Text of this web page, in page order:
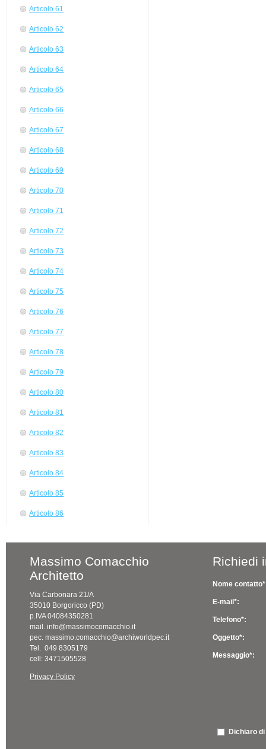
Articolo 61
Articolo 62
Articolo 63
Articolo 64
Articolo 65
Articolo 66
Articolo 67
Articolo 68
Articolo 69
Articolo 70
Articolo 71
Articolo 72
Articolo 73
Articolo 74
Articolo 75
Articolo 76
Articolo 77
Articolo 78
Articolo 79
Articolo 80
Articolo 81
Articolo 82
Articolo 83
Articolo 84
Articolo 85
Articolo 86
Massimo Comacchio
Architetto
Via Carbonara 21/A
35010 Borgoricco (PD)
p.IVA 04084350281
mail. info@massimocomacchio.it
pec. massimo.comacchio@archiworldpec.it
Tel. 049 8305179
cell: 3471505528
Privacy Policy
Richiedi
Nome
E-mail*:
Telefono*:
Oggetto*:
Messaggio*:
Dichiaro